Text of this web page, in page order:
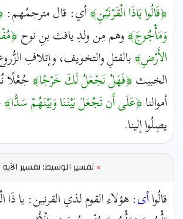
﴿قَالُوا يَاذَا الْقَرْنَيْنِ﴾أي: قال مترجمُهم:
وَمَأْجُوجَ﴾وهم مِن ولدِ يافث بنِ نوح
الأَرْضِ﴾بالقتلِ والتخويف، وإتلافِ
الخبيث﴿فَهَلْ نَجْعَلُ لَكَ خَرْجًا﴾جُعْلًا
أموالنا﴿عَلَى أَن تَجْعَلَ بَيْنَنَا وَبَيْنَهُمْ سَدًّا﴾
يصِلُوا إلينا.
»تفسير الوسيط: تفسير الآية
قالُواأى: هؤلاء القوم لذي القرنين: يا ذَا